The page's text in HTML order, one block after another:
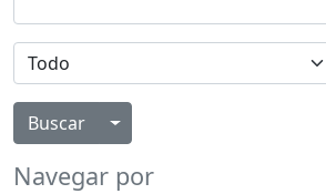
Alternar menú desplegable
Navegar por